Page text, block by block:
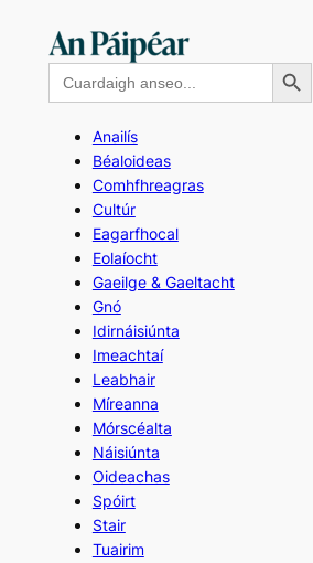
contentSearch
for:
Search Button
Anailís
Béaloideas
Comhfhreagras
Cultúr
Eagarfhocal
Eolaíocht
Gaeilge & Gaeltacht
Gnó
Idirnáisiúnta
Imeachtaí
Leabhair
Míreanna
Mórscéalta
Náisiúnta
Oideachas
Spóirt
Stair
Tuairim